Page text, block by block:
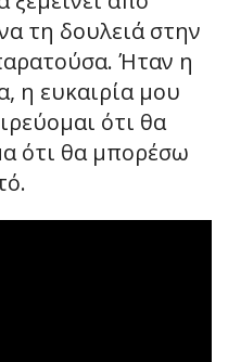
τη δουλειά στην
Ήταν η
η ευκαιρία μου
ότι θα
ότι θα μπορέσω